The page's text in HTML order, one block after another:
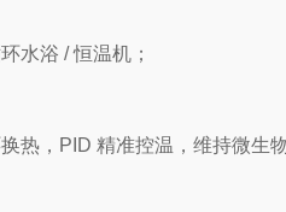
浴 / 恒温机；
，PID 精准控温，维持微生